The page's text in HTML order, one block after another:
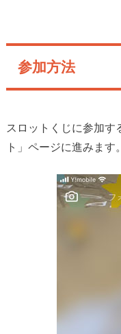
参加方法
スロットくじに参加す
ト」ページに進みます。